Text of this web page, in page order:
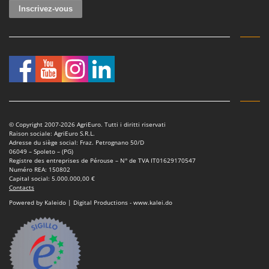
Tondeuses autoportées
Tondeuses débroussailleuses thermiques
Trancheuses
Trancheuses de sol
Transpalettes
V
Vêtements de Sécurité
Vibroculteurs à tracteur
Lampacrescia - MGM
Lavor
Linea VZ
M
M.A.I.BO.
Macom
Macte Ovens
Makita
MAMMAMIA
Marcato
Marina Systems
© Copyright 2007-2026 AgriEuro. Tutti i diritti riservati
Raison sociale: AgriEuro S.R.L.
Adresse du siège social: Fraz. Petrognano 50/D
06049 – Spoleto – (PG)
Registre des entreprises de Pérouse – N° de TVA IT01629170547
Numéro REA: 150802
Capital social: 5.000.000,00 €
Contacts
Powered by Kaleido | Digital Productions - www.kalei.do